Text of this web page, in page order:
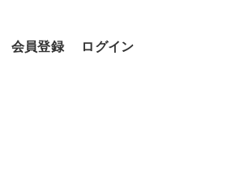
会員登録 ログイン